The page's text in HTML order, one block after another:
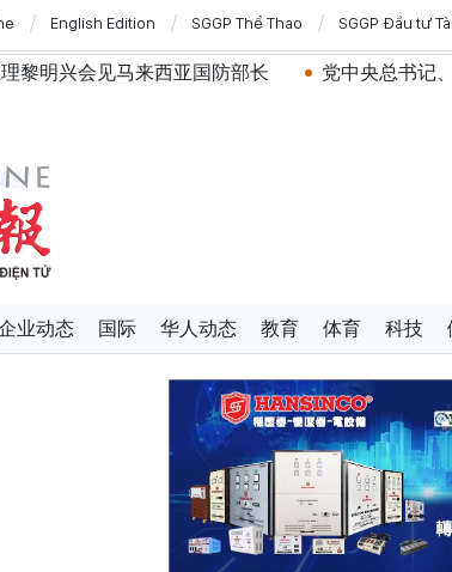
English Edition SGGP Thể Thao SGGP Đầu tư
国防部长 党中央总书记、国家主席苏林：越
业动态 国际 华人动态 教育 体育 科技